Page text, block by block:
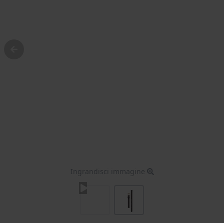
Ingrandisci immagine